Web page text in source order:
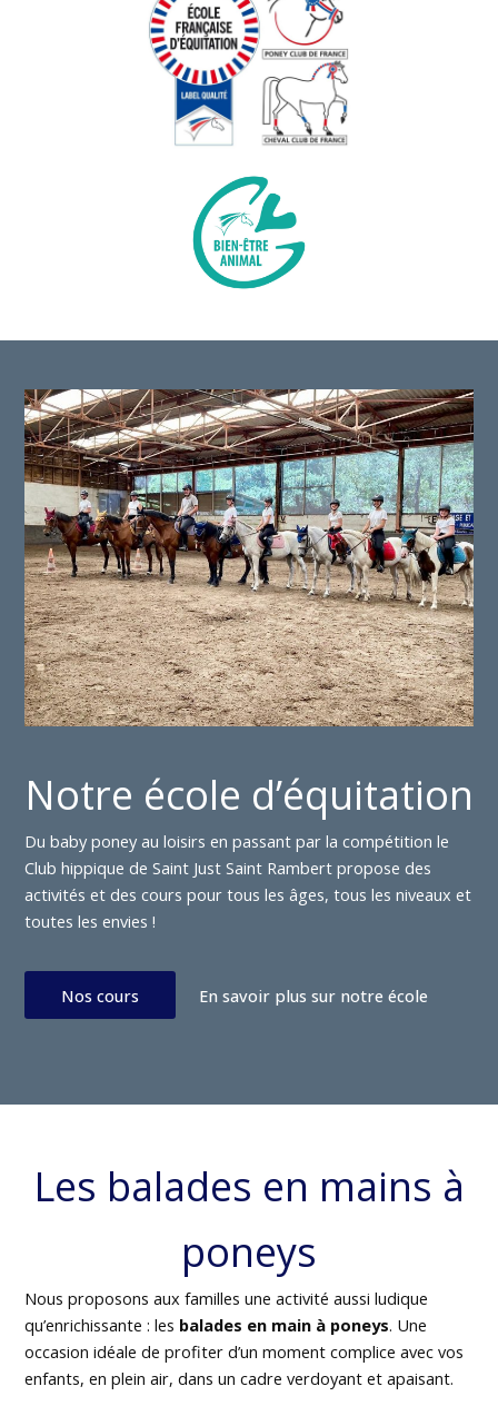
Notre école d’équitation
Du baby poney au loisirs en passant par la compétition le
Club hippique de Saint Just Saint Rambert propose des
activités et des cours pour tous les âges, tous les niveaux et
toutes les envies !
Nos cours En savoir plus sur notre école
Les balades en mains à
poneys
Nous proposons aux familles une activité aussi ludique
qu’enrichissante : les balades en main à poneys. Une
occasion idéale de profiter d’un moment complice avec vos
enfants, en plein air, dans un cadre verdoyant et apaisant.